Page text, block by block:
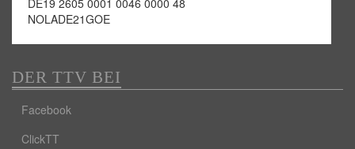
DE19 2605 0001 0046 0000 48
NOLADE21GOE
DER TTV BEI
Facebook
ClickTT